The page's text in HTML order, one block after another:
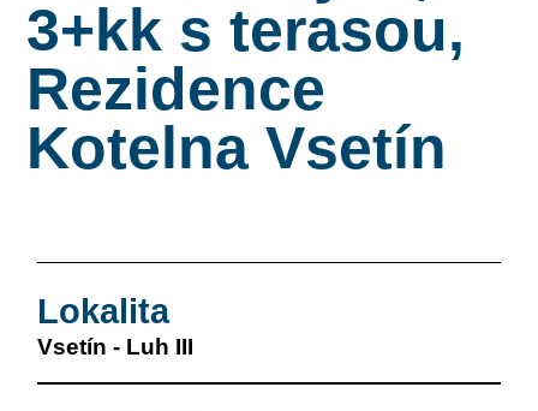
3+kk s terasou,
Rezidence
Kotelna Vsetín
Lokalita
Vsetín - Luh III